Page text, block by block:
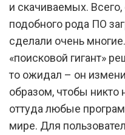
и скачиваемых.
подобного рода ПО
сделали очень
«поисковой гигант»
то ожидал – он
образом, чтобы никто
оттуда любые
мире. Для